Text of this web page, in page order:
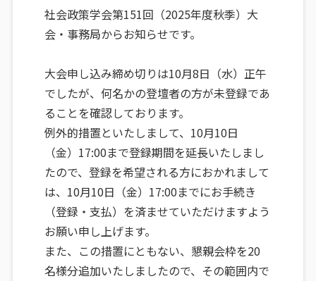
社会政策学会第151回（2025年度秋季）大
会・事務局からお知らせです。
大会申し込み締め切りは10月8日（水）正午
でしたが、何名かの登壇者の方が未登録であ
ることを確認しております。
例外的措置といたしまして、10月10日
（金）17:00まで登録期間を延長いたしまし
たので、登録を希望される方におかれまして
は、10月10日（金）17:00までにお手続き
（登録・支払）を済ませていただけますよう
お願い申し上げます。
また、この措置にともない、懇親会枠を20
名様分追加いたしましたので、その範囲内で